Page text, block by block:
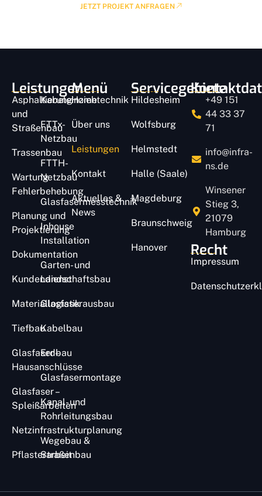
JETZT PROJEKT ANFRAGEN
Leistungen
Kabeleinziehtechnik
FTTx-
Netzbau
FTTH-
Netzbau
Glasfasermesstechnik
Inhouse
Installation
Garten- und
Landschaftsbau
Glasfaserausbau
Kabelbau
Erdbau
Glasfasermontage​
Kanal- und
Rohrleitungsbau
Wegebau &
Straßenbau
Asphaltierung
und
Straßenbau
Trassenbau
Wartung
Fehlerbehebung
Planung und
Projektierung
Dokumentation
Kundendienst
Materiallogistik
Tiefbau
Glasfaser –
Hausanschlüsse
Glasfaser –
Spleißarbeiten
Netzinfrastrukturplanung
Pflasterarbeit​
Menü
Home
Über uns
Leistungen
Kontakt
Aktuelles &
News
Servicegebiete
Hildesheim
Wolfsburg
Helmstedt
Halle (Saale)
Magdeburg
Braunschweig
Hanover
+49 151
44 33 37
71
info@infra-
ns.de
Winsener
Stieg 3,
21079
Hamburg
Recht
Impressum